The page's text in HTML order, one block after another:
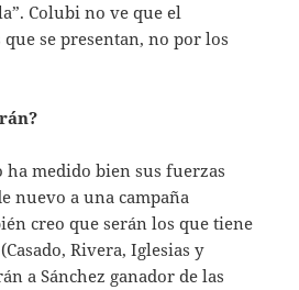
Colubi no ve que el
se presentan, no por los
ha medido bien sus fuerzas
nuevo a una campaña
creo que serán los que tiene
Rivera, Iglesias y
a Sánchez ganador de las